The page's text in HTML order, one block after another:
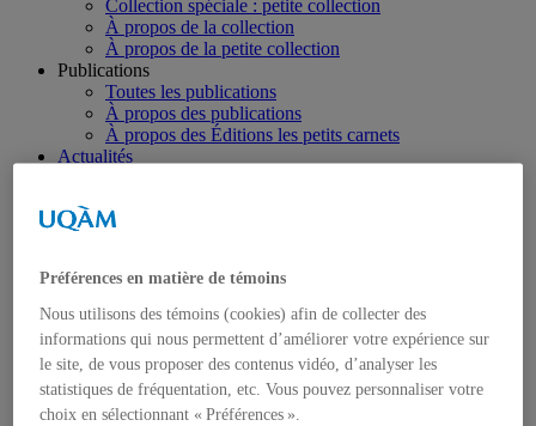
Collection spéciale : petite collection
À propos de la collection
À propos de la petite collection
Publications
Toutes les publications
À propos des publications
À propos des Éditions les petits carnets
Actualités
Contact
Équipe
Proposition de projet
Partenaires
Plan des salles
Salle de presse
Recherche
Recherche placeholder
Préférences en matière de témoins
Nous utilisons des témoins (cookies) afin de collecter des
informations qui nous permettent d’améliorer votre expérience sur
le site, de vous proposer des contenus vidéo, d’analyser les
statistiques de fréquentation, etc. Vous pouvez personnaliser votre
choix en sélectionnant « Préférences ».